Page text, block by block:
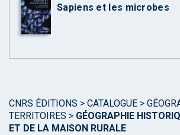
Sapiens et les microbes
CNRS ÉDITIONS > CATALOGUE >
TERRITOIRES > GÉOGRAPHIE
ET DE LA MAISON RURALE